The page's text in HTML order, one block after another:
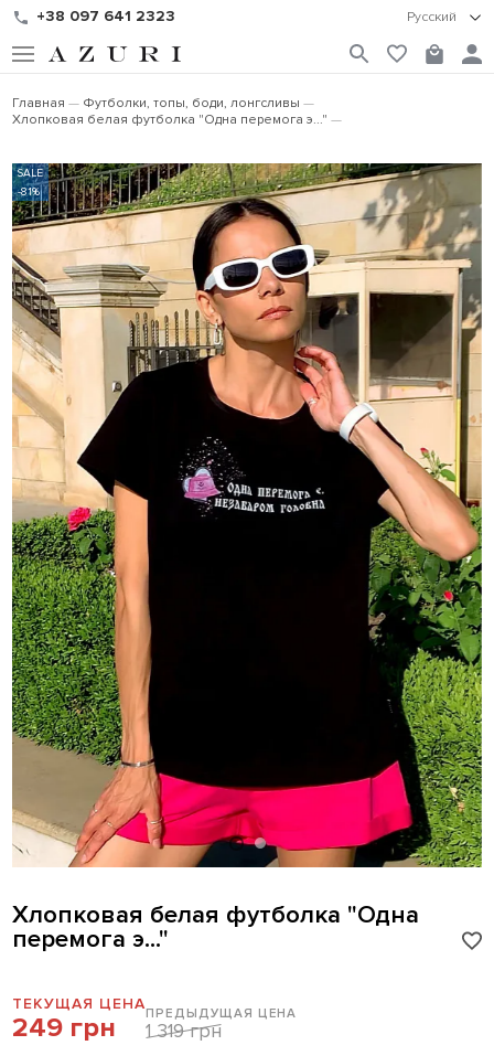
+38 097 641 2323 Русский
Главная
Футболки, топы, боди, лонгсливы
Хлопковая белая футболка "Одна перемога э..."
Хлопковая белая футболка "Одна
перемога э..."
ТЕКУЩАЯ ЦЕНА
249 грн ПРЕДЫДУЩАЯ ЦЕНА
1 319 грн